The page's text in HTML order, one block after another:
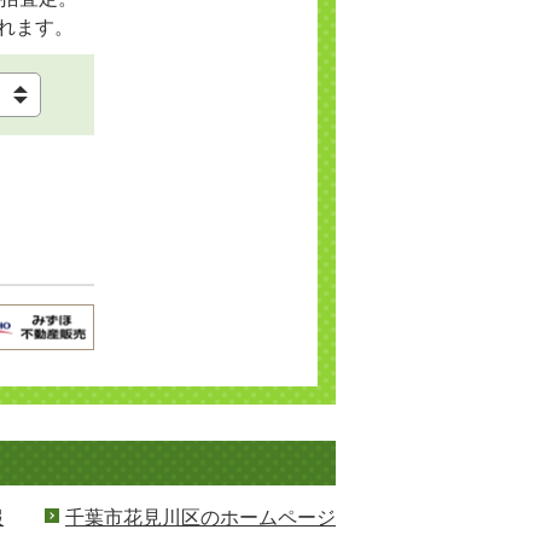
ます。
千葉市花見川区のホームページ